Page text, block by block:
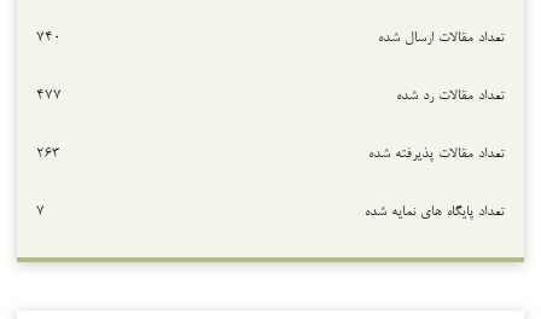
تعداد مقالات ارسال شده ۷۴۰
تعداد مقالات رد شده ۴۷۷
تعداد مقالات پذیرفته شده ۲۶۳
تعداد پایگاه های نمایه شده ۷